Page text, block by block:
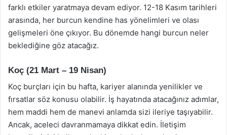
farklı etkiler yaratmaya devam ediyor. 12-18 Kasım tarihleri
arasında, her burcun kendine has yönelimleri ve olası
gelişmeleri öne çıkıyor. Bu dönemde hangi burcun neler
beklediğine göz atacağız.
Koç (21 Mart – 19 Nisan)
Koç burçları için bu hafta, kariyer alanında yenilikler ve
fırsatlar söz konusu olabilir. İş hayatında atacağınız adımlar,
hem maddi hem de manevi anlamda sizi ileriye taşıyabilir.
Ancak, aceleci davranmamaya dikkat edin. İletişim